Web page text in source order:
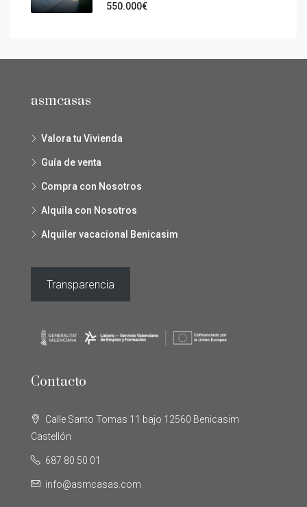
550.000€
asmcasas
Valora tu Vivienda
Guía de venta
Compra con Nosotros
Alquila con Nosotros
Alquiler vacacional Benicasim
Transparencia
Contacto
Calle Santo Tomas 11 bajo 12560 Benicasim
Castellón
687 80 50 01
info@asmcasas.com